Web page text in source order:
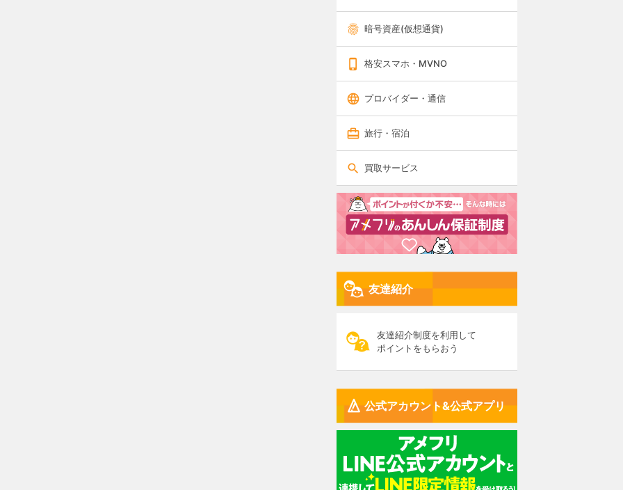
暗号資産(仮想通貨)
格安スマホ・MVNO
プロバイダー・通信
旅行・宿泊
買取サービス
友達紹介
友達紹介制度を利用して
ポイントをもらおう
公式アカウント&公式アプリ